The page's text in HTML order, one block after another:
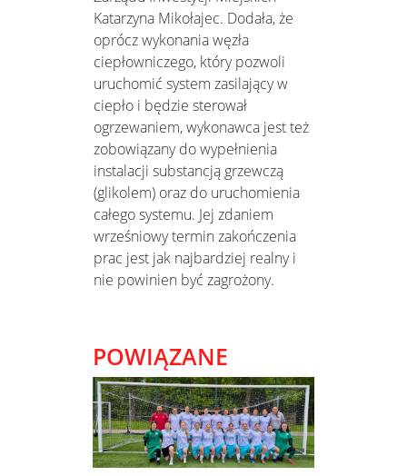
Katarzyna Mikołajec. Dodała, że
oprócz wykonania węzła
ciepłowniczego, który pozwoli
uruchomić system zasilający w
ciepło i będzie sterował
ogrzewaniem, wykonawca jest też
zobowiązany do wypełnienia
instalacji substancją grzewczą
(glikolem) oraz do uruchomienia
całego systemu. Jej zdaniem
wrześniowy termin zakończenia
prac jest jak najbardziej realny i
nie powinien być zagrożony.
POWIĄZANE